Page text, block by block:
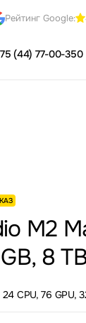
Рейтинг Google:
(44) 77-00-350
M2
8
CPU, 76 GPU,